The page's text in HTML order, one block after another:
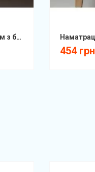
Наматрацник Арес Преміум з бортом натяжний вологозахистний AF
454